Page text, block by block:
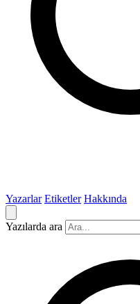
Yazarlar Etiketler Hakkında
Yazılarda ara